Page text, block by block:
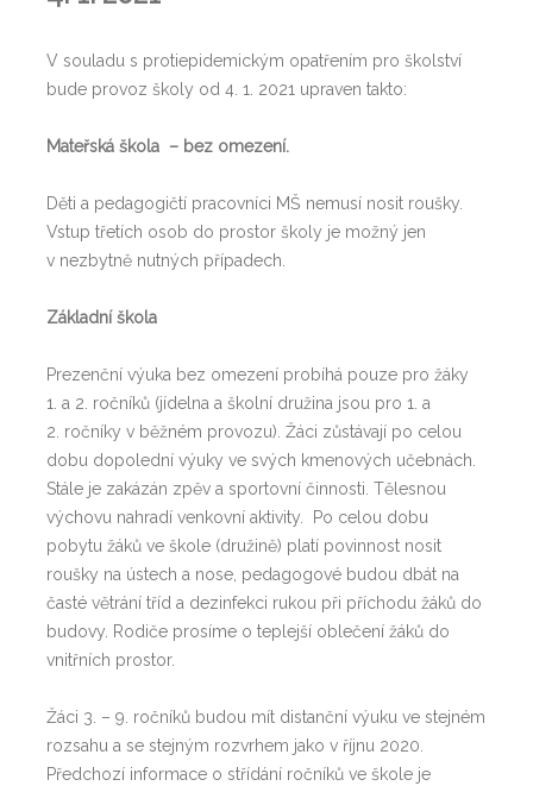
V souladu s protiepidemickým opatřením pro školství
bude provoz školy od 4. 1. 2021 upraven takto:
Mateřská škola – bez omezení.
Děti a pedagogičtí pracovníci MŠ nemusí nosit roušky.
Vstup třetích osob do prostor školy je možný jen
v nezbytně nutných případech.
Základní škola
Prezenční výuka bez omezení probíhá pouze pro žáky
1. a 2. ročníků (jídelna a školní družina jsou pro 1. a
2. ročníky v běžném provozu). Žáci zůstávají po celou
dobu dopolední výuky ve svých kmenových učebnách.
Stále je zakázán zpěv a sportovní činnosti. Tělesnou
výchovu nahradí venkovní aktivity. Po celou dobu
pobytu žáků ve škole (družině) platí povinnost nosit
roušky na ústech a nose, pedagogové budou dbát na
časté větrání tříd a dezinfekci rukou při příchodu žáků do
budovy. Rodiče prosíme o teplejší oblečení žáků do
vnitřních prostor.
Žáci 3. – 9. ročníků budou mít distanční výuku ve stejném
rozsahu a se stejným rozvrhem jako v říjnu 2020.
Předchozí informace o střídání ročníků ve škole je